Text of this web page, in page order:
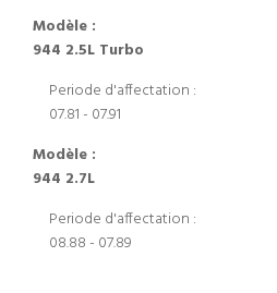
Modèle :
944 2.5L Turbo
Periode d'affectation :
07.81 - 07.91
Modèle :
944 2.7L
Periode d'affectation :
08.88 - 07.89